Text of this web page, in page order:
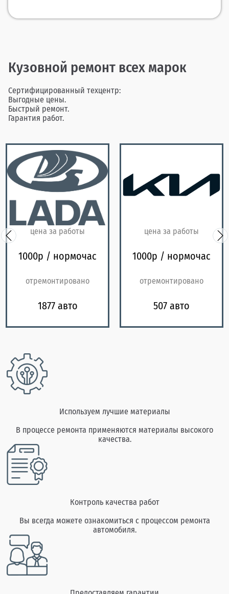
Кузовной ремонт всех марок
Сертифицированный техцентр:
Выгодные цены.
Быстрый ремонт.
Гарантия работ.
цена за работы
1000р / нормочас
отремонтировано
1877 авто
цена за работы
1000р / нормочас
отремонтировано
507 авто
Используем лучшие материалы
В процессе ремонта применяются материалы высокого
качества.
Контроль качества работ
Вы всегда можете ознакомиться с процессом ремонта
автомобиля.